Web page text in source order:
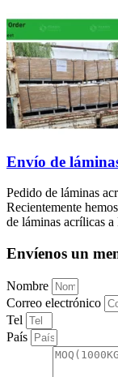
Envío de
Pedido de láminas
Recientemente
de láminas acrílicas
Envíenos un
Nombre
Correo electrónico
Tel
País